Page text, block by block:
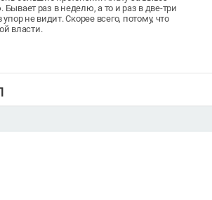
Бывает раз в неделю, а то и раз в две-три
не видит. Скорее всего, потому, что
власти.